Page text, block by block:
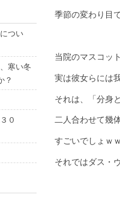
季節の変わり目
当院のマスコッ
実は彼女らには
それは、「分身
二人合わせて幾
すごいでしょｗ
それではダス・
つい
寒い冬
？
０